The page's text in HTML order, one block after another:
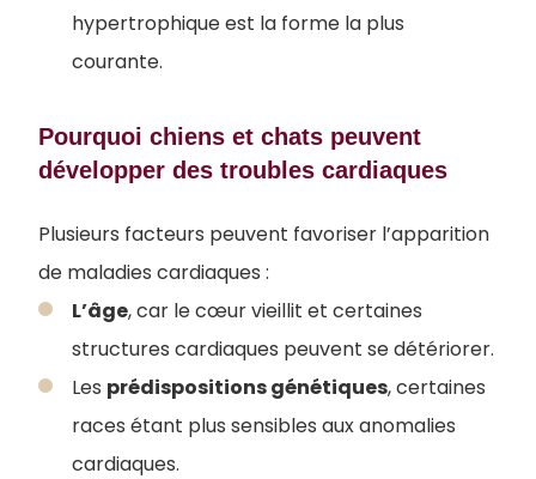
hypertrophique est la forme la plus
courante.
Pourquoi chiens et chats peuvent
développer des troubles cardiaques
Plusieurs facteurs peuvent favoriser l’apparition
de maladies cardiaques :
L’âge, car le cœur vieillit et certaines
structures cardiaques peuvent se détériorer.
Les prédispositions génétiques, certaines
races étant plus sensibles aux anomalies
cardiaques.